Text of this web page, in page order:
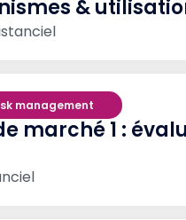
&
management
marché 1 :